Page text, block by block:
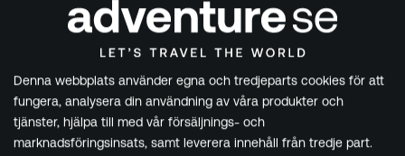
Denna webbplats använder egna och tredjeparts cookies för att
fungera, analysera din användning av våra produkter och
tjänster, hjälpa till med vår försäljnings- och
marknadsföringsinsats, samt leverera innehåll från tredje part.